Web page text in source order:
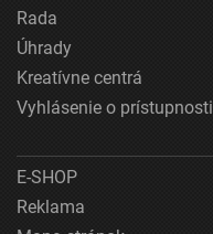
Rada
Úhrady
Kreatívne centrá
Vyhlásenie o prístupnosti
E-SHOP
Reklama